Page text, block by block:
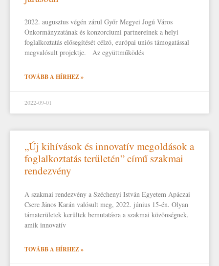
2022. augusztus végén zárul Győr Megyei Jogú Város
Önkormányzatának és konzorciumi partnereinek a helyi
foglalkoztatás elősegítését célzó, európai uniós támogatással
megvalósult projektje. Az együttműködés
TOVÁBB A HÍRHEZ »
2022-09-01
„Új kihívások és innovatív megoldások a
foglalkoztatás területén” című szakmai
rendezvény
A szakmai rendezvény a Széchenyi István Egyetem Apáczai
Csere János Karán valósult meg, 2022. június 15-én. Olyan
támaterületek kerültek bemutatásra a szakmai közönségnek,
amik innovatív
TOVÁBB A HÍRHEZ »